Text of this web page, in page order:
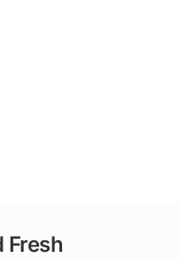
Fresh